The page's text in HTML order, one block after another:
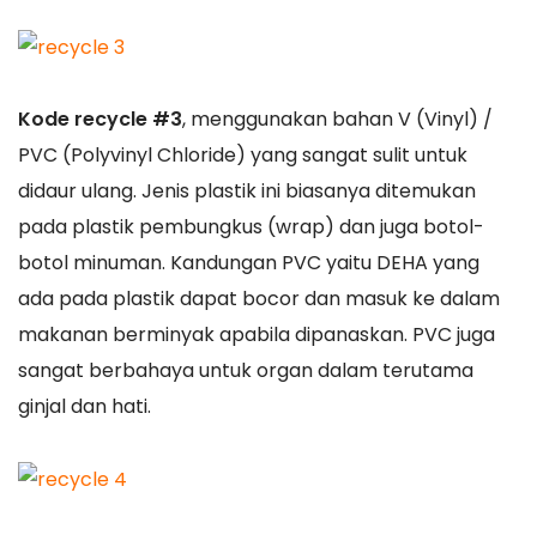
Kode recycle #3, menggunakan bahan V (Vinyl) /
PVC (Polyvinyl Chloride) yang sangat sulit untuk
didaur ulang. Jenis plastik ini biasanya ditemukan
pada plastik pembungkus (wrap) dan juga botol-
botol minuman. Kandungan PVC yaitu DEHA yang
ada pada plastik dapat bocor dan masuk ke dalam
makanan berminyak apabila dipanaskan. PVC juga
sangat berbahaya untuk organ dalam terutama
ginjal dan hati.